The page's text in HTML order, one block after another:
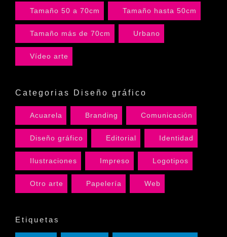
Tamaño 50 a 70cm Tamaño hasta 50cm
Tamaño más de 70cm Urbano
Vídeo arte
Categorias Diseño gráfico
Acuarela Branding Comunicación
Diseño gráfico Editorial Identidad
Ilustraciones Impreso Logotipos
Otro arte Papelería Web
Etiquetas